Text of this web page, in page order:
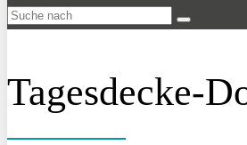
Tagesdecke-